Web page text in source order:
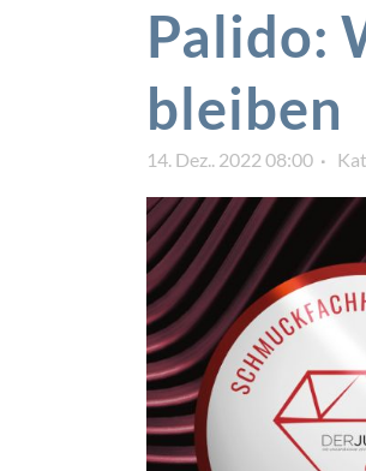
Palido:
bleiben
14. Dez.. 2022 08:00